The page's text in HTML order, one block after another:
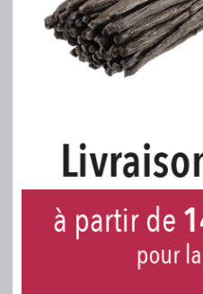
LIVRAISON À
ALBI
à emporter sans
(voir les horaires
14, rue Alan Turing -
FACTURATION DU